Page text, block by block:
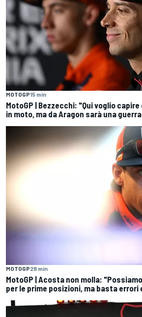
MOTOGP15 min
MotoGP | Bezzecchi: "Qui voglio
in moto, ma da Aragon sarà una
MOTOGP28 min
MotoGP | Acosta non molla:
per le prime posizioni, ma basta